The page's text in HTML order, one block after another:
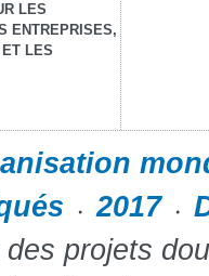
LES
ENTREPRISES,
LES
2017
projets